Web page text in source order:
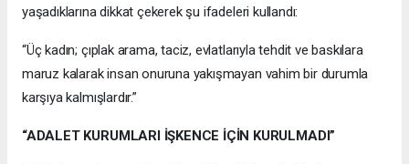
yaşadıklarına dikkat çekerek şu ifadeleri kullandı:
“Üç kadın; çıplak arama, taciz, evlatlarıyla tehdit ve baskılara
maruz kalarak insan onuruna yakışmayan vahim bir durumla
karşıya kalmışlardır.”
“ADALET KURUMLARI İŞKENCE İÇİN KURULMADI”